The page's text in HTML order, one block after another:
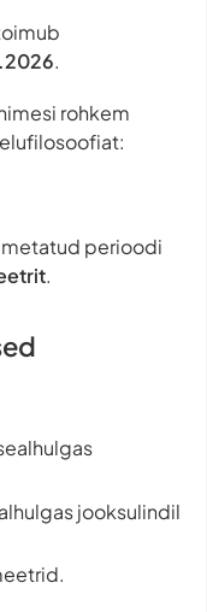
.
rohkem
perioodi
.
jooksulindil